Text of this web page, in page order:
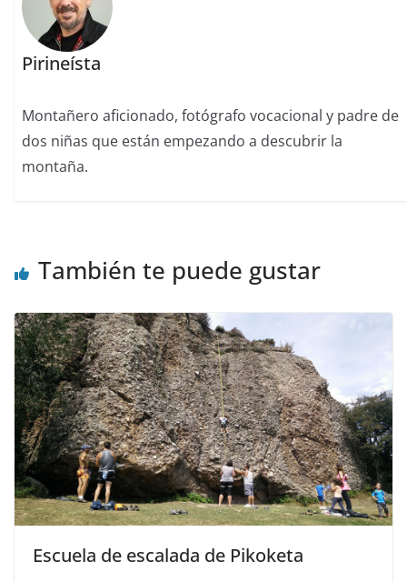
Pirineísta
Montañero aficionado, fotógrafo vocacional y padre de
dos niñas que están empezando a descubrir la
montaña.
También te puede gustar
Escuela de escalada de Pikoketa